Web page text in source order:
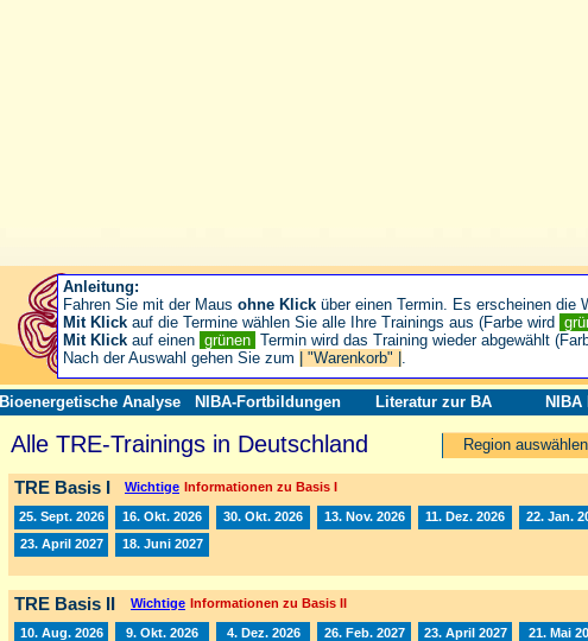
Bioenergetische Analyse NIBA-Fortbildungen Literatur zur BA
Alle TRE-Trainings in Deutschland Region auswählen
TRE Basis I Wichtige Informationen zu Basis I
25. Sept. 2026 16. Okt. 2026 30. Okt. 2026 13. Nov. 2026 11. Dez. 2026 22. Jan.
23. April 2027
18. Juni 2027
TRE Basis II Wichtige Informationen zu Basis II
10. Aug. 2026 9. Okt. 2026 4. Dez. 2026 26. Feb. 2027 23. April 2027 21. Mai
Anleitung:
Fahren Sie mit der Maus ohne Klick über einen Termin. Es erscheinen die
Mit Klick auf die Termine wählen Sie alle Ihre Trainings aus (Farbe wird
Mit Klick auf einen grünen Termin wird das Training wieder abgewählt
Nach der Auswahl gehen Sie zum
| "Warenkorb" | .